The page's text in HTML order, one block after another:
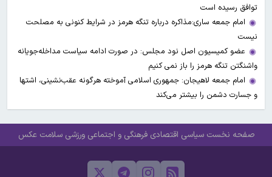
توافق رسیده است
امام جمعه ساری:مذاکره درباره تنگه هرمز در شرایط کنونی به مصلحت
نیست
عضو کمیسیون اصل نود مجلس: در صورت ادامه سیاست مداخله‌جویانه
واشنگتن تنگه هرمز را باز نمی کنیم
امام جمعه لاهیجان: جمهوری اسلامی آموخته هرگونه عقب‌نشینی، اشتها
و جسارت دشمن را بیشتر می‌کند
صفحه نخست سیاسی اقتصادی فرهنگی و اجتماعی ورزشی سلامت عکس